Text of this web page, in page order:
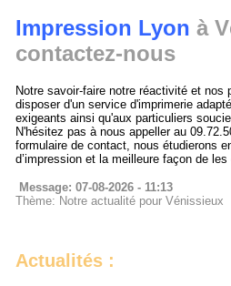
Impression Lyon à
contactez-nous
Notre savoir-faire notre réactivité et
disposer d'un service d'imprimerie
exigeants ainsi qu'aux particuliers
N'hésitez pas à nous appeller au
formulaire de contact, nous étudierons
d’impression et la meilleure façon de les
Message: 07-08-2026 - 11:13
Thème: Notre actualité pour Vénissieux
Actualités :